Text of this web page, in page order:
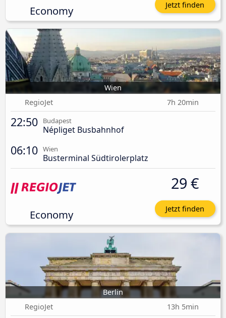
Economy Jetzt finden
Wien
RegioJet
7h 20min
22:50 Budapest
Népliget Busbahnhof
06:10 Wien
Busterminal Südtirolerplatz
Economy
29 €
Jetzt finden
Berlin
RegioJet
13h 5min